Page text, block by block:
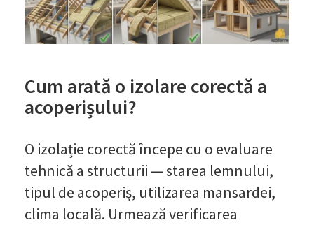
Cum arată o izolare corectă a
acoperișului?
O izolație corectă începe cu o evaluare
tehnică a structurii — starea lemnului,
tipul de acoperiș, utilizarea mansardei,
clima locală. Urmează verificarea